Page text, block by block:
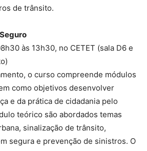
de trânsito.
às 13h30, no CETET (sala D6 e
o curso compreende módulos
como objetivos desenvolver
e da prática de cidadania pelo
teórico são abordados temas
sinalização de trânsito,
segura e prevenção de sinistros. O